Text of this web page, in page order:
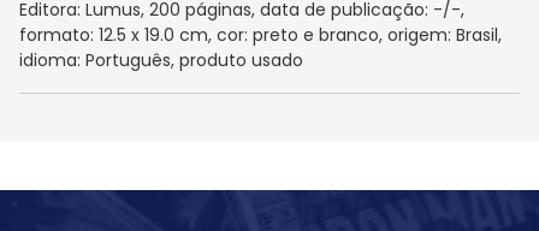
Editora: Lumus, 200 páginas, data de publicação: -/-,
formato: 12.5 x 19.0 cm, cor: preto e branco, origem: Brasil,
idioma: Português, produto usado